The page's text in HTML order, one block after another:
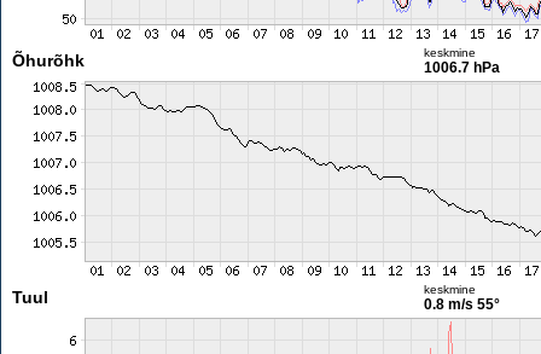
Õhurõhk keskmine
1006.7 hPa
Tuul keskmine
0.8 m/s 55°